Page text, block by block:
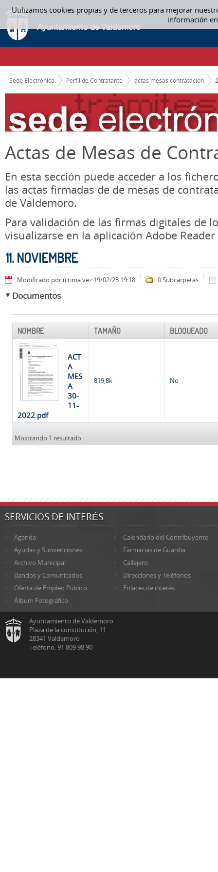
Utilizamos cookies propias y de terceros para mejorar
información
Saltar al contenido
11. NOVIEMBRE - ACTAS MESAS CONTRATACION
CAMINO DE MIGAS
Sede Electrónica Perfil de Contratante actas mesas contratacion
Actas de Mesas de
En esta sección puede acceder a los
las actas firmadas de de mesas de
de Valdemoro.
Para validación de las firmas digitales de
visualizarse en la aplicación Adobe Reader
11. NOVIEMBRE
Modificado por última vez 19/02/23 19:18 0 Subcarpetas
Documentos
NOMBRE TAMAÑO BLOQUEADO
ACT
A
MES
A
30-
11-
2022.pdf
819,8k No
Mostrando 1 resultado.
SERVICIOS DE INTERÉS
Agenda
Calendario del Contribuyente
Ayudas y Subvenciones
Farmacias de Guardia
Archivo Municipal
Callejero
Bandos y Comunicados
Direcciones y Teléfonos
Oferta de Empleo Público
Enlaces de interés
Álbum Fotográfico
Ayuntamiento de Valdemoro
Plaza de la constitución, 11
28341 Valdemoro
Teléfono: 91 809 98 90